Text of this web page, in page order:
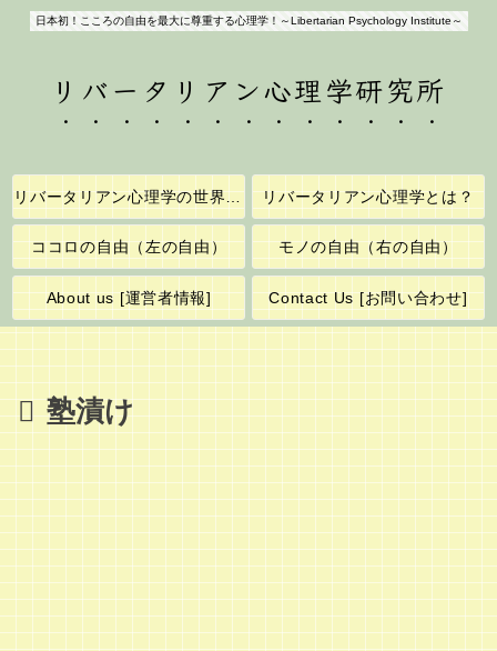
日本初！こころの自由を最大に尊重する心理学！～Libertarian Psychology Institute～
リバータリアン心理学研究所
リバータリアン心理学の世界へようこそ！ リバータリアン心理学とは？
ココロの自由（左の自由） モノの自由（右の自由）
About us [運営者情報] Contact Us [お問い合わせ]
塾漬け